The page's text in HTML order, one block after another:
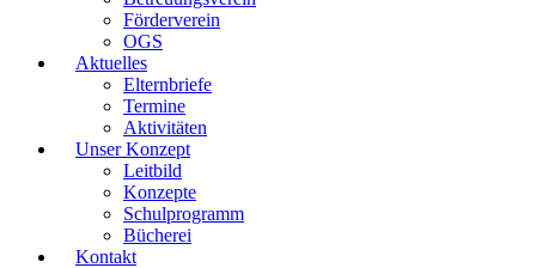
Förderverein
OGS
Aktuelles
Elternbriefe
Termine
Aktivitäten
Unser Konzept
Leitbild
Konzepte
Schulprogramm
Bücherei
Kontakt